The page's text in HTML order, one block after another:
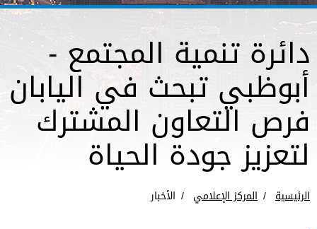
دائرة تنمية المجتمع -
أبوظبي تبحث في اليابان
فرص التعاون المشترك
لتعزيز جودة الحياة
الرئيسية المركز الإعلامي الأخبار